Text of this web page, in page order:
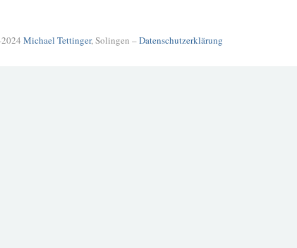
Michael Tettinger, Solingen –Datenschutzerklärung